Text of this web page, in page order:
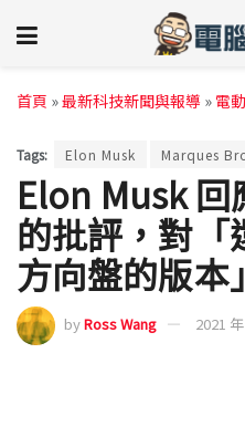
首頁 »最新科技新聞與報導 » 電
Tags: Elon Musk Marques
Elon Musk 回
的批評，對「
方向盤的版本
byRoss Wang 2021